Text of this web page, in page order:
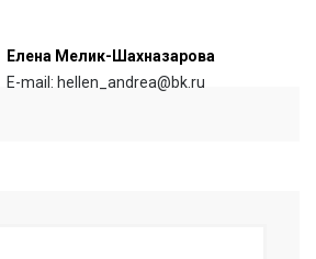
Елена Мелик-Шахназарова
E-mail: hellen_andrea@bk.ru